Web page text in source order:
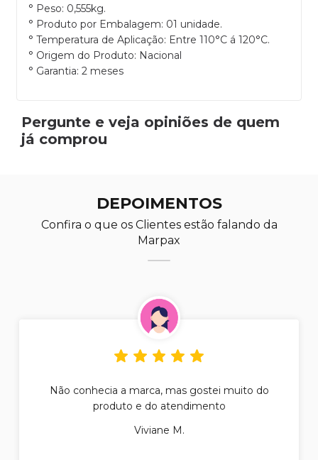
° Peso: 0,555kg.
° Produto por Embalagem: 01 unidade.
° Temperatura de Aplicação: Entre 110°C á 120°C.
° Origem do Produto: Nacional
° Garantia: 2 meses
Pergunte e veja opiniões de quem
já comprou
DEPOIMENTOS
Confira o que os Clientes estão falando da
Marpax
Não conhecia a marca, mas gostei muito do
produto e do atendimento
Viviane M.